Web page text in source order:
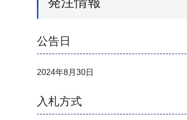
公告日
2024年8月30日
入札方式